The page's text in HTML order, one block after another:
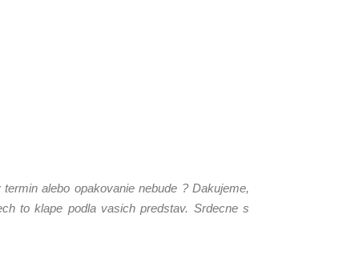
alebo opakovanie nebude ? Dakujeme,
to klape podla vasich predstav. Srdecne s